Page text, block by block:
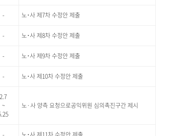
- 노･사 제7차 수정안 제출
- 노･사 제8차 수정안 제출
- 노･사 제9차 수정안 제출
- 노･사 제10차 수정안 제출
2.7
~
노·사 양측 요청으로공익위원 심의촉진구간 제시